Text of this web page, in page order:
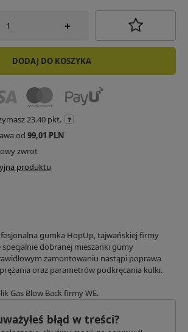
+
DODAJ DO KOSZYKA
23.40 pkt.
od 99,01 PLN
zwrot
produktu
gumka HopUp, tajwańskiej firmy
specjalnie dobranej mieszanki gumy
zamontowaniu nastąpi poprawa
oraz parametrów podkręcania kulki.
Gas Blow Back firmy WE.
błąd w treści?